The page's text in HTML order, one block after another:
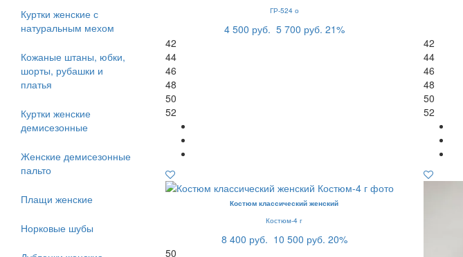
Куртки женские с
натуральным мехом
Кожаные штаны, юбки,
шорты, рубашки и
платья
Куртки женские
демисезонные
Женские демисезонные
пальто
Плащи женские
Норковые шубы
ГР-524 о
4 500 руб. 5 700 руб. 21%
42
44
46
48
50
52
42
44
46
48
50
52
Костюм классический женский
Костюм-4 г
8 400 руб. 10 500 руб. 20%
50